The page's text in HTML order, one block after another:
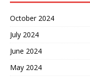
October 2024
July 2024
June 2024
May 2024